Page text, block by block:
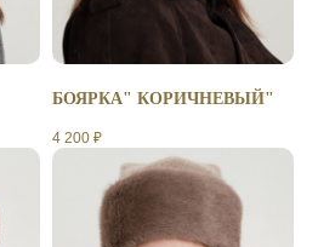
БОЯРКА" КОРИЧНЕВЫЙ"
4 200 ₽